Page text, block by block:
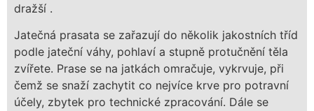
dražší .
Jatečná prasata se zařazují do několik jakostních tříd
podle jateční váhy, pohlaví a stupně protučnění těla
zvířete. Prase se na jatkách omračuje, vykrvuje, při
čemž se snaží zachytit co nejvíce krve pro potravní
účely, zbytek pro technické zpracování. Dále se